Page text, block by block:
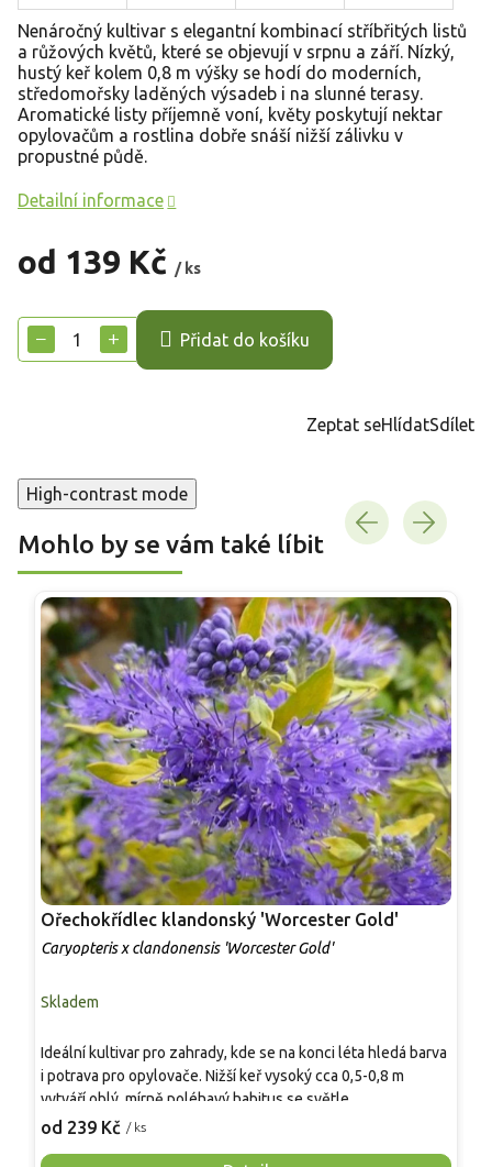
od 139 Kč / ks
cena:
+
− Přidat do košíku
Nenáročný kultivar s elegantní kombinací stříbřitých listů
a růžových květů, které se objevují v srpnu a září. Nízký,
hustý keř kolem 0,8 m výšky se hodí do moderních,
středomořsky laděných výsadeb i na slunné terasy.
Aromatické listy příjemně voní, květy poskytují nektar
opylovačům a rostlina dobře snáší nižší zálivku v
propustné půdě.
Detailní informace
Zeptat seHlídatSdílet
High-contrast mode
Mohlo by se vám také líbit
Ořechokřídlec klandonský 'Worcester Gold'
Caryopteris x clandonensis 'Worcester Gold'
Skladem
od 239 Kč / ks
Ideální kultivar pro zahrady, kde se na konci léta hledá barva
i potrava pro opylovače. Nižší keř vysoký cca 0,5-0,8 m
vytváří oblý, mírně poléhavý habitus se světle
žlutozelenými, aromatickými listy. V srpnu a září rozkvétá